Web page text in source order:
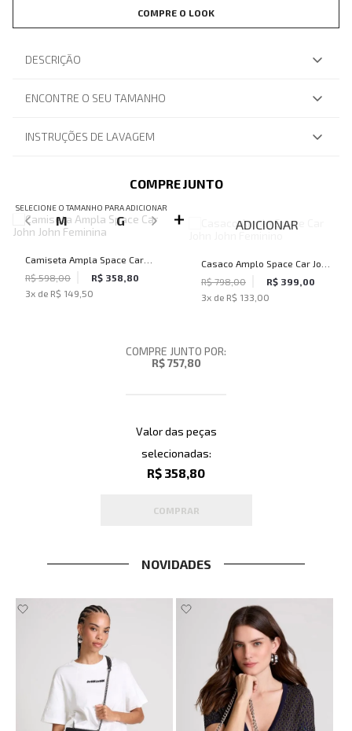
COMPRE O LOOK
DESCRIÇÃO
ENCONTRE O SEU TAMANHO
INSTRUÇÕES DE LAVAGEM
COMPRE JUNTO
SELECIONE O TAMANHO PARA ADICIONAR
M G
Camiseta Ampla Space Car
John John Feminina
R$ 598,00
R$ 358,80
3x de R$ 149,50
ADICIONAR
Casaco Amplo Space Car John
John Feminino
R$ 798,00
R$ 399,00
3x de R$ 133,00
COMPRE JUNTO POR:
R$ 757,80
Valor das peças
selecionadas:
R$ 358,80
COMPRAR
NOVIDADES